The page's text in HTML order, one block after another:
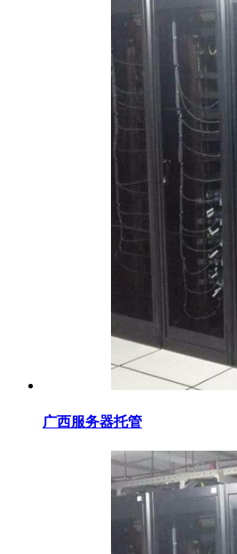
广西服务器托管